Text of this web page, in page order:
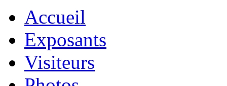
Accueil
Exposants
Visiteurs